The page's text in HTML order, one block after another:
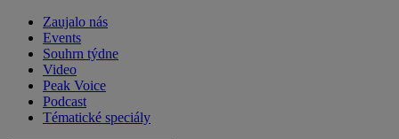
Zaujalo nás
Events
Souhrn týdne
Video
Peak Voice
Podcast
Tématické speciály